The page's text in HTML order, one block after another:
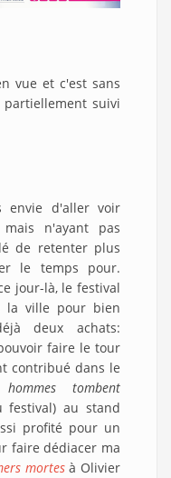
vue et c'est sans
suivi
envie d'aller voir
mais n'ayant pas
de retenter plus
le temps pour.
jour-là, le festival
la ville pour bien
deux achats:
faire le tour
contribué dans le
tombent
festival) au stand
profité pour un
faire dédiacer ma
mortesà Olivier